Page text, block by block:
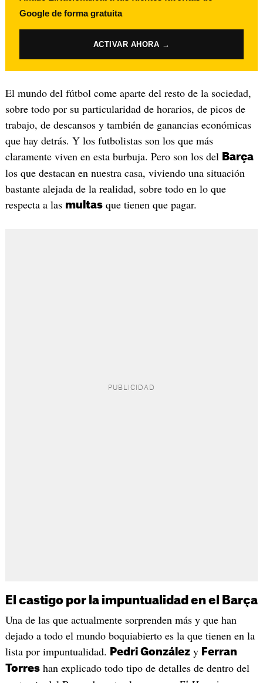
Google de forma gratuita
ACTIVAR AHORA →
El mundo del fútbol come aparte del resto de la sociedad,
sobre todo por su particularidad de horarios, de picos de
trabajo, de descansos y también de ganancias económicas
que hay detrás. Y los futbolistas son los que más
claramente viven en esta burbuja. Pero son los del Barça
los que destacan en nuestra casa, viviendo una situación
bastante alejada de la realidad, sobre todo en lo que
respecta a las multasque tienen que pagar.
El castigo por la impuntualidad en el Barça
Una de las que actualmente sorprenden más y que han
dejado a todo el mundo boquiabierto es la que tienen en la
lista por impuntualidad.
Pedri Gonzálezy Ferran
Torreshan explicado todo tipo de detalles de dentro del